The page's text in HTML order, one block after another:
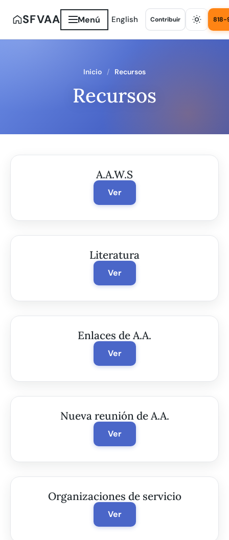
SFVAA Menú English Contribuir 818-
Inicio Recursos
Recursos
A.A.W.S
Ver
Literatura
Ver
Enlaces de A.A.
Ver
Nueva reunión de A.A.
Ver
Organizaciones de servicio
Ver